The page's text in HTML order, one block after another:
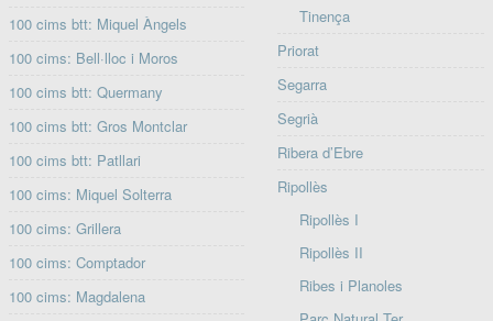
100 cims btt: Miquel Àngels
100 cims: Bell·lloc i Moros
100 cims btt: Quermany
100 cims btt: Gros Montclar
100 cims btt: Patllari
100 cims: Miquel Solterra
100 cims: Grillera
100 cims: Comptador
100 cims: Magdalena
Tinença
Priorat
Segarra
Segrià
Ribera d’Ebre
Ripollès
Ripollès I
Ripollès II
Ribes i Planoles